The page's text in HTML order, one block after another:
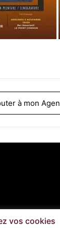
à mon
vos cookies